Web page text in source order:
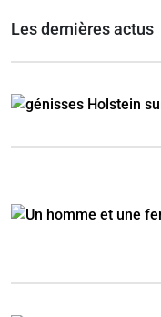
Les dernières actus